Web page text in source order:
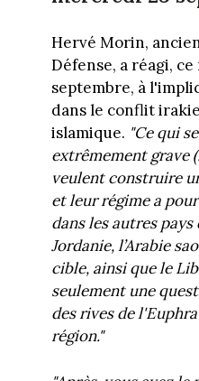
Hervé Morin,
Défense, a réagi,
septembre, à
dans le conflit
islamique. "Ce qui
extrêmement grave
veulent construire
et leur régime a
dans les autres pays
Jordanie, l’Arabie
cible, ainsi que le
seulement une
des rives de
région."